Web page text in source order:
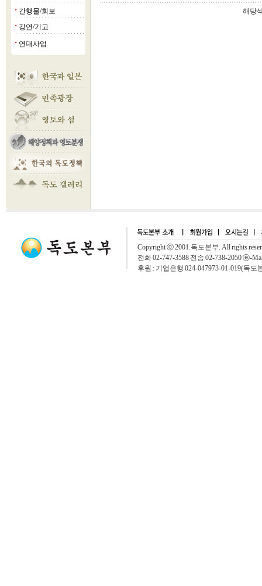
■ 간행물/회보
■ 강연/기고
■ 연대사업
해당
Copyright ⓒ 2001.독도본부. All rights
전화 02-747-3588 전송 02-738-2050 ⓔ-
후원 : 기업은행 024-047973-01-019(독도